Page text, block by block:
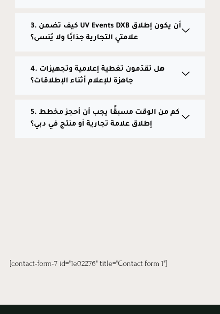
3. كيف تضمن UV Events DXB أن يكون إطلاق
علامتي التجارية جذابًا ولا يُنسى؟
4. هل تقدّمون تغطية إعلامية وتجهيزات
جاهزة للإعلام أثناء الإطلاقات؟
5. كم من الوقت مسبقًا يجب أن أحجز مخطط
إطلاق علامة تجارية أو منتج في دبي؟
[contact-form-7 id="1e02276" title="Contact form 1"]